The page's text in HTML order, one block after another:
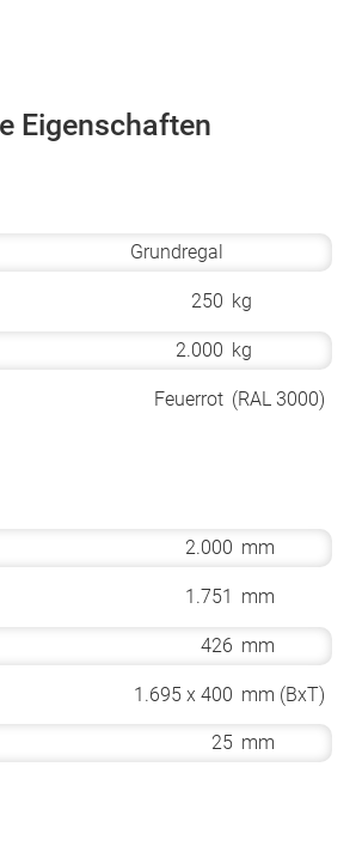
Eigenschaften
Grundregal
250 kg
2.000 kg
Feuerrot (RAL 3000)
2.000 mm
1.751 mm
426 mm
1.695 x 400 mm (BxT)
25 mm